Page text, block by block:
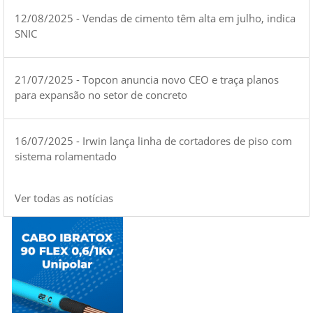
12/08/2025 - Vendas de cimento têm alta em julho, indica
SNIC
21/07/2025 - Topcon anuncia novo CEO e traça planos
para expansão no setor de concreto
16/07/2025 - Irwin lança linha de cortadores de piso com
sistema rolamentado
Ver todas as notícias